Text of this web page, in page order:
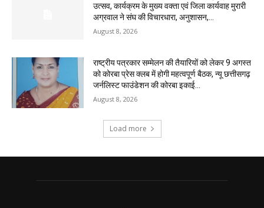
उत्सव, कार्यक्रम के मुख्य वक्ता एवं जिला कार्यवाह मुरारी
अग्रवाल ने संघ की विचारधारा, अनुशासन,...
August 8, 2026
राष्ट्रीय पत्रकार सम्मेलन की तैयारियों को लेकर 9 अगस्त
को कोरबा प्रेस क्लब में होगी महत्वपूर्ण बैठक, न्यू छत्तीसगढ़
जर्नलिस्ट फाउंडेशन की कोरबा इकाई...
August 8, 2026
Load more